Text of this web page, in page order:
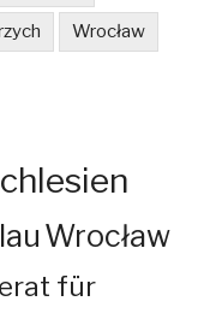
Wrocław
Wrocław
für